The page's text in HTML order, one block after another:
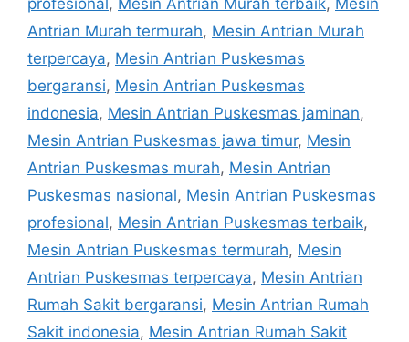
Antrian Murah termurah, Mesin Antrian Murah
terpercaya, Mesin Antrian Puskesmas
bergaransi, Mesin Antrian Puskesmas
indonesia, Mesin Antrian Puskesmas jaminan,
Mesin Antrian Puskesmas jawa timur, Mesin
Antrian Puskesmas murah, Mesin Antrian
Puskesmas nasional, Mesin Antrian Puskesmas
profesional, Mesin Antrian Puskesmas terbaik,
Mesin Antrian Puskesmas termurah, Mesin
Antrian Puskesmas terpercaya, Mesin Antrian
Rumah Sakit bergaransi, Mesin Antrian Rumah
Sakit indonesia, Mesin Antrian Rumah Sakit